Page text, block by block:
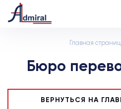
Главная
Бюро
ВЕРНУТЬСЯ НА